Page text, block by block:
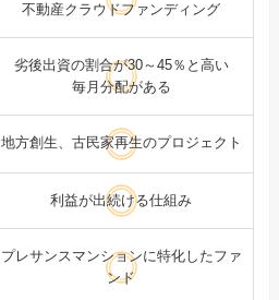
不動産クラウドファンディング
劣後出資の割合が30～45％と高い
毎月分配がある
地方創生、古民家再生のプロジェクト
利益が出続ける仕組み
プレサンスマンションに特化したファ
ンド